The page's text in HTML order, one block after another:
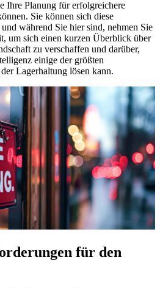
Ihre Planung für erfolgreichere
Sie können sich diese
während Sie hier sind, nehmen Sie
um sich einen kurzen Überblick über
zu verschaffen und darüber,
einige der größten
Lagerhaltung lösen kann.
für den